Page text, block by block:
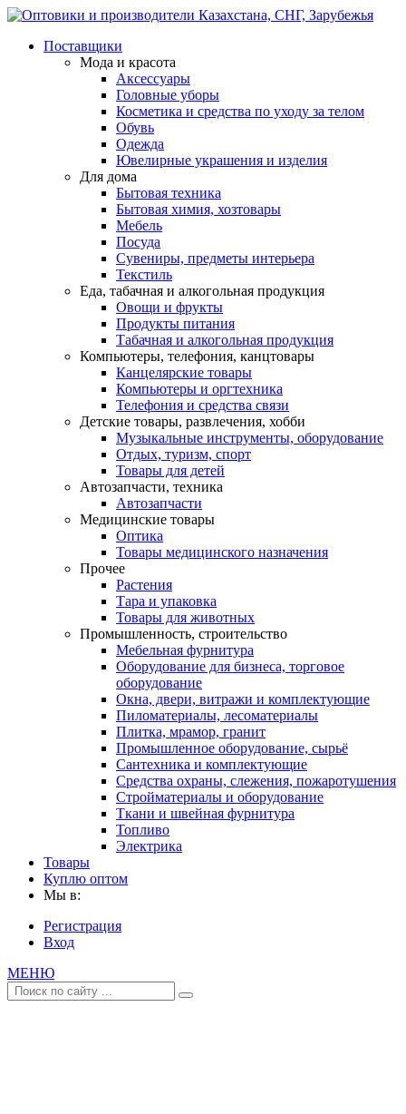
Поставщики
Мода и красота
Аксессуары
Головные уборы
Косметика и средства по уходу за телом
Обувь
Одежда
Ювелирные украшения и изделия
Для дома
Бытовая техника
Бытовая химия, хозтовары
Мебель
Посуда
Сувениры, предметы интерьера
Текстиль
Еда, табачная и алкогольная продукция
Овощи и фрукты
Продукты питания
Табачная и алкогольная продукция
Компьютеры, телефония, канцтовары
Канцелярские товары
Компьютеры и оргтехника
Телефония и средства связи
Детские товары, развлечения, хобби
Музыкальные инструменты, оборудование
Отдых, туризм, спорт
Товары для детей
Автозапчасти, техника
Автозапчасти
Медицинские товары
Оптика
Товары медицинского назначения
Прочее
Растения
Тара и упаковка
Товары для животных
Промышленность, строительство
Мебельная фурнитура
Оборудование для бизнеса, торговое
оборудование
Окна, двери, витражи и комплектующие
Пиломатериалы, лесоматериалы
Плитка, мрамор, гранит
Промышленное оборудование, сырьё
Сантехника и комплектующие
Средства охраны, слежения, пожаротушения
Стройматериалы и оборудование
Ткани и швейная фурнитура
Топливо
Электрика
Товары
Куплю оптом
Мы в:
Регистрация
Вход
МЕНЮ